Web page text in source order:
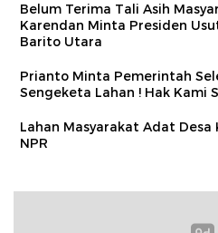
Belum Terima Tali Asih
Karendan Minta Presiden
Barito Utara
Prianto Minta Pemerintah
Sengeketa Lahan ! Hak Kami
Lahan Masyarakat Adat Desa
NPR